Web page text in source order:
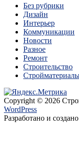
Без рубрики
Дизайн
Интерьер
Коммуникации
Новости
Разное
Ремонт
Строительство
Copyright © 2026
WordPress
Разработано и